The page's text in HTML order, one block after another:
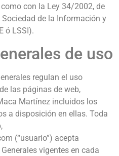
con la Ley 34/2002, de
de la Información y
ó LSSI).
de uso
regulan el uso
las páginas de web,
Martínez incluidos los
a disposición en ellas. Toda
(“usuario”) acepta
vigentes en cada